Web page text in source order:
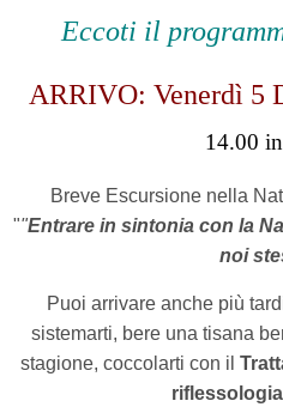
Eccoti il
ARRIVO: Venerdì 5
14.00
Breve Escursione nella
""Entrare in sintonia con la
noi
Puoi arrivare anche più
sistemarti, bere una tisana
stagione, coccolarti con il